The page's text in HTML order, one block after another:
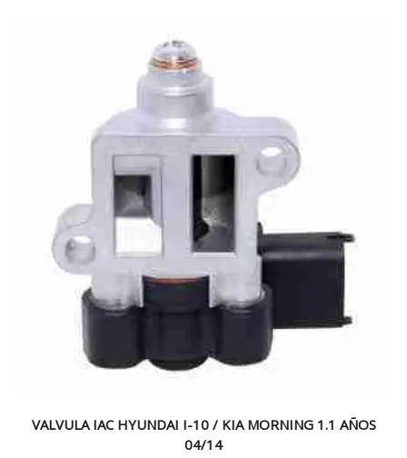
VALVULA IAC HYUNDAI I-10 / KIA MORNING 1.1 AÑOS
04/14